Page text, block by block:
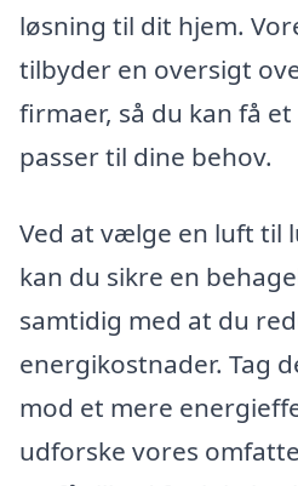
løsning til dit hjem.
tilbyder en oversigt
firmaer, så du kan få
passer til dine behov.
Ved at vælge en luft til
kan du sikre en
samtidig med at du
energikostnader. Tag
mod et mere
udforske vores